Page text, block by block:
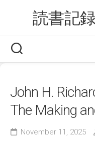
読書記
John H.
The Making
November 11, 2025